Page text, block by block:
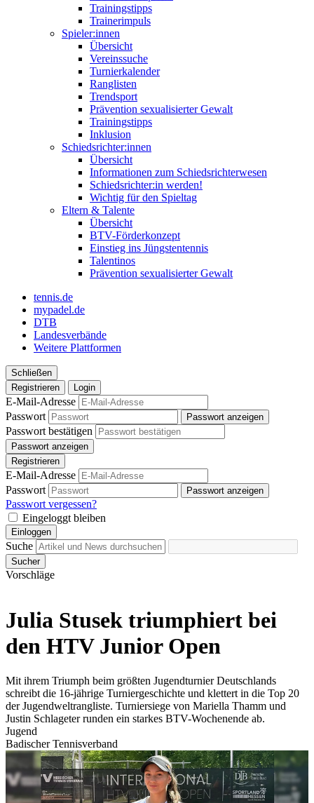
Trainingstipps
Trainerimpuls
Spieler:innen
Übersicht
Vereinssuche
Turnierkalender
Ranglisten
Trendsport
Prävention sexualisierter Gewalt
Trainingstipps
Inklusion
Schiedsrichter:innen
Übersicht
Informationen zum Schiedsrichterwesen
Schiedsrichter:in werden!
Wichtig für den Spieltag
Eltern & Talente
Übersicht
BTV-Förderkonzept
Einstieg ins Jüngstentennis
Talentinos
Prävention sexualisierter Gewalt
tennis.de
mypadel.de
DTB
Landesverbände
Weitere Plattformen
Schließen
Registrieren
Login
E-Mail-Adresse
Passwort
Passwort anzeigen
Passwort bestätigen
Passwort anzeigen
Registrieren
E-Mail-Adresse
Passwort
Passwort anzeigen
Passwort vergessen?
Eingeloggt bleiben
Einloggen
Suche
Sucher
Vorschläge
Julia Stusek triumphiert bei
den HTV Junior Open
Mit ihrem Triumph beim größten Jugendturnier Deutschlands
schreibt die 16-jährige Turniergeschichte und klettert in die Top 20
der Jugendweltrangliste. Turniersiege von Mariella Thamm und
Justin Schlageter runden ein starkes BTV-Wochenende ab.
Jugend
Badischer Tennisverband